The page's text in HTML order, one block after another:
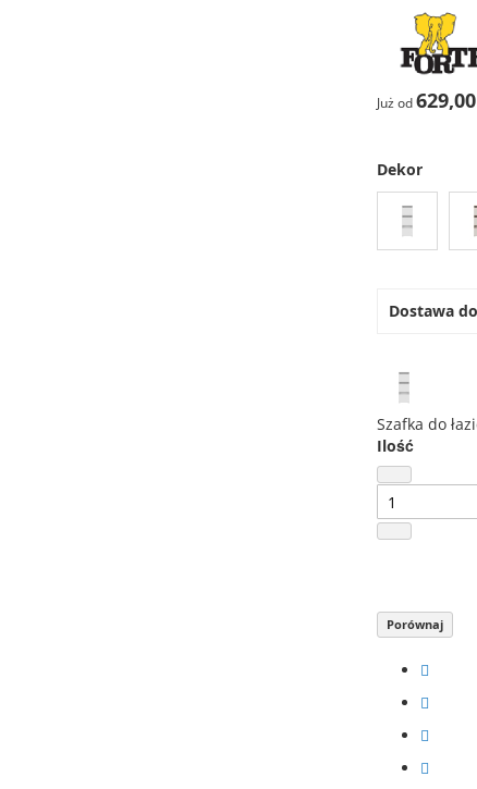
Już od
Dekor
Dostawa do
Szafka do
Ilość
Porównaj